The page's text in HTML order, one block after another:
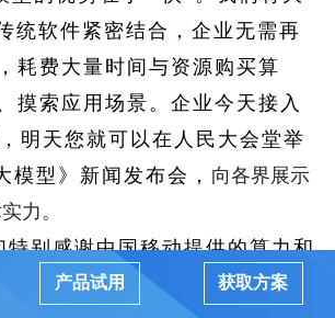
统软件紧密结合， 企业无需再
耗费大量时间与资源购买算
摸索应用场景。企业今天接入
明天您就可以在人民大会堂举
模型》新闻发布会， 向各界展示
力。
特别感谢中国移动提供的算力和
IBM提供混合云支持公有云和
产品试用 获取方案